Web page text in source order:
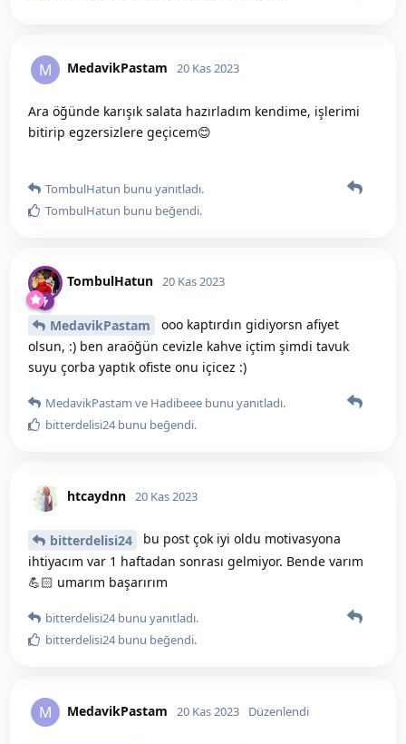
M MedavikPastam 20 Kas 2023
Ara öğünde karışık salata hazırladım kendime, işlerimi
bitirip egzersizlere geçicem😊
TombulHatun bunu yanıtladı.
TombulHatun bunu beğendi.
TombulHatun 20 Kas 2023
MedavikPastam
ooo kaptırdın gidiyorsn afiyet
olsun, :) ben araöğün cevizle kahve içtim şimdi tavuk
suyu çorba yaptık ofiste onu içicez :)
MedavikPastam ve Hadibeee bunu yanıtladı.
bitterdelisi24bunu beğendi.
htcaydnn 20 Kas 2023
bitterdelisi24
bu post çok iyi oldu motivasyona
ihtiyacım var 1 haftadan sonrası gelmiyor. Bende varım
💪🏻 umarım başarırım
bitterdelisi24bunu yanıtladı.
bitterdelisi24bunu beğendi.
M MedavikPastam 20 Kas 2023 Düzenlendi